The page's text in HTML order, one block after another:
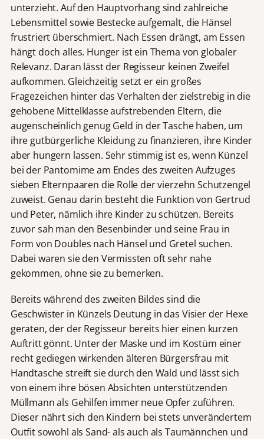
unterzieht. Auf den Hauptvorhang sind zahlreiche
Lebensmittel sowie Bestecke aufgemalt, die Hänsel
frustriert überschmiert. Nach Essen drängt, am Essen
hängt doch alles. Hunger ist ein Thema von globaler
Relevanz. Daran lässt der Regisseur keinen Zweifel
aufkommen. Gleichzeitig setzt er ein großes
Fragezeichen hinter das Verhalten der zielstrebig in die
gehobene Mittelklasse aufstrebenden Eltern, die
augenscheinlich genug Geld in der Tasche haben, um
ihre gutbürgerliche Kleidung zu finanzieren, ihre Kinder
aber hungern lassen. Sehr stimmig ist es, wenn Künzel
bei der Pantomime am Endes des zweiten Aufzuges
sieben Elternpaaren die Rolle der vierzehn Schutzengel
zuweist. Genau darin besteht die Funktion von Gertrud
und Peter, nämlich ihre Kinder zu schützen. Bereits
zuvor sah man den Besenbinder und seine Frau in
Form von Doubles nach Hänsel und Gretel suchen.
Dabei waren sie den Vermissten oft sehr nahe
gekommen, ohne sie zu bemerken.
Bereits während des zweiten Bildes sind die
Geschwister in Künzels Deutung in das Visier der Hexe
geraten, der der Regisseur bereits hier einen kurzen
Auftritt gönnt. Unter der Maske und im Kostüm einer
recht gediegen wirkenden älteren Bürgersfrau mit
Handtasche streift sie durch den Wald und lässt sich
von einem ihre bösen Absichten unterstützenden
Müllmann als Gehilfen immer neue Opfer zuführen.
Dieser nährt sich den Kindern bei stets unverändertem
Outfit sowohl als Sand- als auch als Taumännchen und